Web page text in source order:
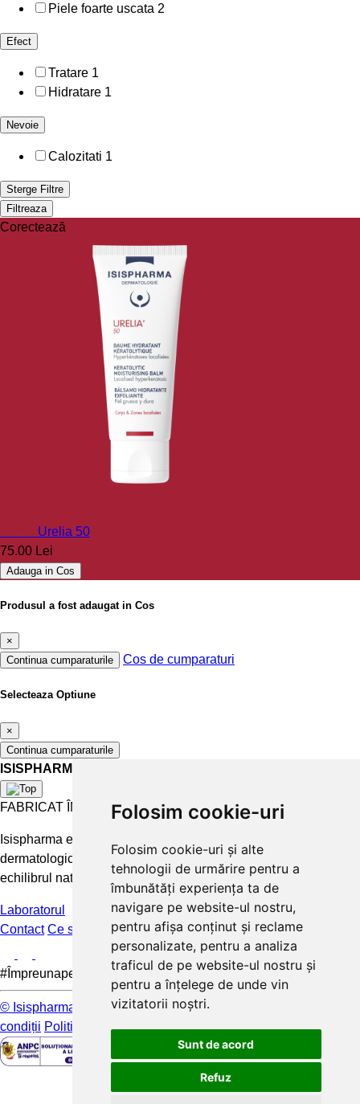
Folosim cookie-uri
Folosim cookie-uri și alte
tehnologii de urmărire pentru a
îmbunătăți experiența ta de
navigare pe website-ul nostru,
pentru afișa conținut și reclame
personalizate, pentru a analiza
traficul de pe website-ul nostru și
pentru a înțelege de unde vin
vizitatorii noștri.
Sunt de acord
Refuz
Piele foarte uscata 2
Efect
Tratare 1
Hidratare 1
Nevoie
Calozitati 1
Sterge Filtre
Filtreaza
Corectează
Urelia 50
75.00 Lei
Adauga in Cos
Produsul a fost adaugat in Cos
×
Continua cumparaturile
Cos de cumparaturi
Selecteaza Optiune
×
Continua cumparaturile
ISISPHARMA
FABRICAT ÎN FRANȚA
Isispharma este un laborator francez care concepe tratamente
dermatologice eficiente și accesibile pentru a păstra și restabili
echilibrul natural al pielii.
Laboratorul
Contact Ce spun clientii FAQ
#Împreunapentrupieleamea
© Isispharma 2026 Livrare si plata Mențiuni legale
condiții Politica de confidențialitate